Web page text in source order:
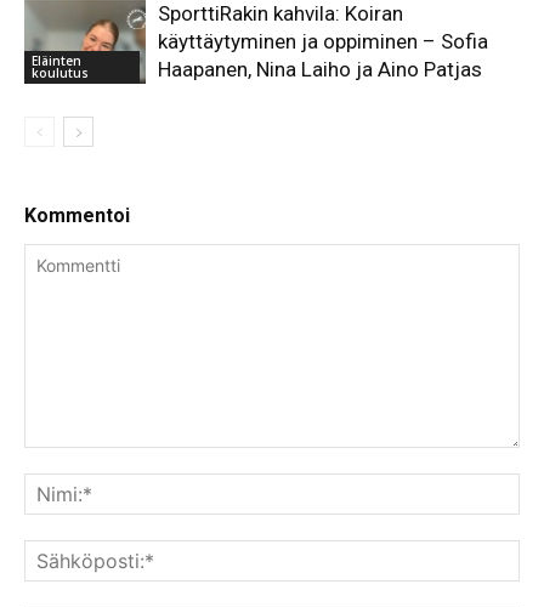
Eläinten
koulutus
SporttiRakin kahvila: Koiran
käyttäytyminen ja oppiminen – Sofia
Haapanen, Nina Laiho ja Aino Patjas
Kommentoi